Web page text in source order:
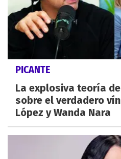
PICANTE
La explosiva teoría
sobre el verdadero
López y Wanda Nara